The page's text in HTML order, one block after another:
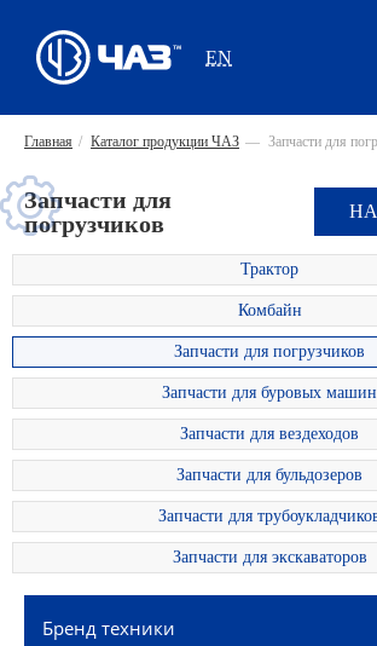
EN
Главная / Каталог продукции ЧАЗ — Запчасти для
Запчасти для
погрузчиков
Трактор
Комбайн
Запчасти для погрузчиков
Запчасти для буровых машин
Запчасти для вездеходов
Запчасти для бульдозеров
Запчасти для
Запчасти для экскаваторов
Бренд техники